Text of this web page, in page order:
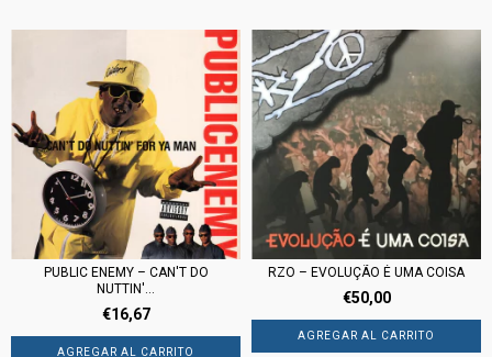
PUBLIC ENEMY – CAN'T DO
NUTTIN'...
€16,67
RZO – EVOLUÇÃO É UMA COISA
€50,00